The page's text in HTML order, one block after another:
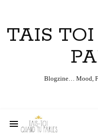
TAIS
Blogzine… Mood,